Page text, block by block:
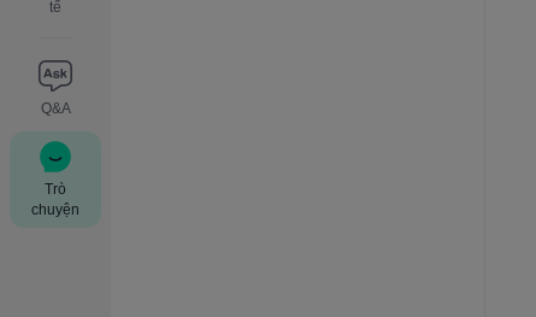
tế
Q&A
Trò
chuyện